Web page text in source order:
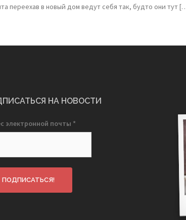
переехав в новый дом ведут себя так, будто они тут
НА НОВОСТИ
электронной почты *